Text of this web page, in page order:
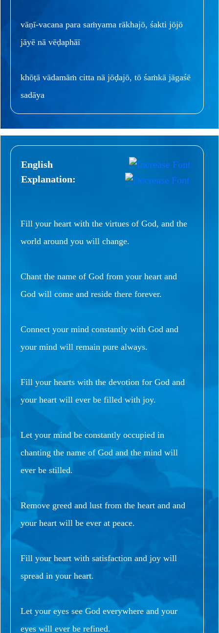
vāṇī-vacana para saṁyama rākhajō, śakti jōjō
jāyē nā vēḍaphāī
khōṭā vādamāṁ citta nā jōḍajō, tō śaṁkā jāgaśē
sadāya
English
Explanation:
Fill your heart with the virtues of God, and the
world around you will change.
Chant the name of God from your heart and
God will come and reside there forever.
Connect your mind constantly with God and
your mind will remain pure always.
Fill your hearts with the devotion for God and
your heart will ever be filled with joy.
Let your mind be constantly occupied in
chanting the name of God and the mind will
ever be stilled.
Remove greed and lust from the heart and and
your heart will be ever at peace.
Fill your heart with satisfaction and joy will
spread in your heart.
Let your eyes see God everywhere and your
eyes will ever be refined.